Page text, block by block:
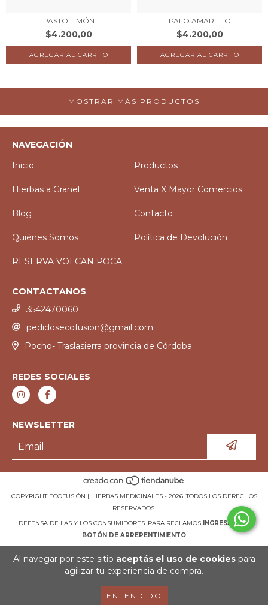
Al navegar por este sitio aceptás el uso de cookiespara
agilizar tu experiencia de compra.
ENTENDIDO
PASTO LIMÓN
$4.200,00
PALO AMARILLO
$4.200,00
MOSTRAR MÁS PRODUCTOS
NAVEGACIÓN
Inicio
Productos
Hierbas a Granel Venta X Mayor Comercios
Blog Contacto
Quiénes Somos Política de Devolución
RESERVA VOLCAN POCA
CONTACTANOS
3542470060
pedidosecofusion@gmail.com
Pocho- Traslasierra provincia de Córdoba
REDES SOCIALES
NEWSLETTER
COPYRIGHT ECOFUSIÓN | HIERBAS MEDICINALES - 2026. TODOS LOS DERECHOS
RESERVADOS.
DEFENSA DE LAS Y LOS CONSUMIDORES. PARA RECLAMOS
INGRESÁ ACÁ.
BOTÓN DE ARREPENTIMIENTO